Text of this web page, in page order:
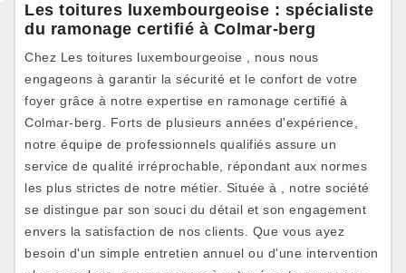
Les toitures luxembourgeoise : spécialiste
du ramonage certifié à Colmar-berg
Chez Les toitures luxembourgeoise , nous nous
engageons à garantir la sécurité et le confort de votre
foyer grâce à notre expertise en ramonage certifié à
Colmar-berg. Forts de plusieurs années d'expérience,
notre équipe de professionnels qualifiés assure un
service de qualité irréprochable, répondant aux normes
les plus strictes de notre métier. Située à , notre société
se distingue par son souci du détail et son engagement
envers la satisfaction de nos clients. Que vous ayez
besoin d'un simple entretien annuel ou d'une intervention